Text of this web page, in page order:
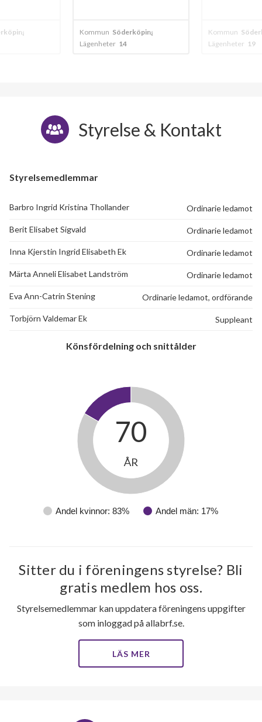
Kommun Söderköping
Lägenheter 14
Kommun
Lägenheter 19
Styrelse & Kontakt
Styrelsemedlemmar
Barbro Ingrid Kristina Thollander Ordinarie ledamot
Berit Elisabet Sigvald Ordinarie ledamot
Inna Kjerstin Ingrid Elisabeth Ek Ordinarie ledamot
Märta Anneli Elisabet Landström Ordinarie ledamot
Eva Ann-Catrin Stening Ordinarie ledamot, ordförande
Torbjörn Valdemar Ek Suppleant
Könsfördelning och snittålder
Andel kvinnor: 83% Andel män: 17%
70
ÅR
Sitter du i föreningens styrelse? Bli
gratis medlem hos oss.
Styrelsemedlemmar kan uppdatera föreningens uppgifter
som inloggad på allabrf.se.
LÄS MER